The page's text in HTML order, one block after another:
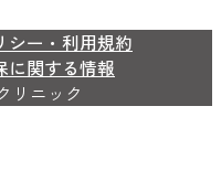
シー・利用規約
に関する情報
リニック